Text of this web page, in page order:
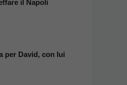
il Napoli
per David, con lui